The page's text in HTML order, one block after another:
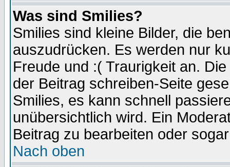
Was sind Smilies?
Smilies sind kleine Bilder, die
auszudrücken. Es werden nur
Freude und :( Traurigkeit an.
der Beitrag schreiben-Seite
Smilies, es kann schnell
unübersichtlich wird. Ein
Beitrag zu bearbeiten oder
Nach oben